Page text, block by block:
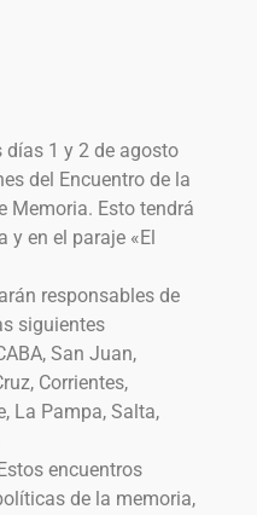
días 1 y 2 de agosto
del Encuentro de la
Memoria. Esto tendrá
y en el paraje «El
responsables de
siguientes
San Juan,
Corrientes,
La Pampa, Salta,
encuentros
de la memoria,